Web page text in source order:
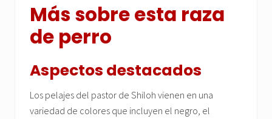
Más sobre esta raza
de perro
Aspectos destacados
Los pelajes del pastor de Shiloh vienen en una
variedad de colores que incluyen el negro, el